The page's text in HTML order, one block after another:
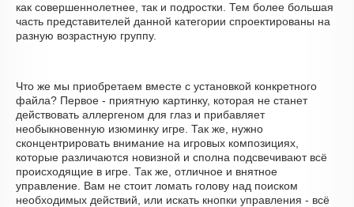
как совершеннолетнее, так и подростки. Тем более большая
часть представителей данной категории спроектированы на
разную возрастную группу.
Что же мы приобретаем вместе с установкой конкретного
файла? Первое - приятную картинку, которая не станет
действовать аллергеном для глаз и прибавляет
необыкновенную изюминку игре. Так же, нужно
сконцентрировать внимание на игровых композициях,
которые различаются новизной и сполна подсвечивают всё
происходящие в игре. Так же, отличное и внятное
управление. Вам не стоит ломать голову над поиском
необходимых действий, или искать кнопки управления - всё